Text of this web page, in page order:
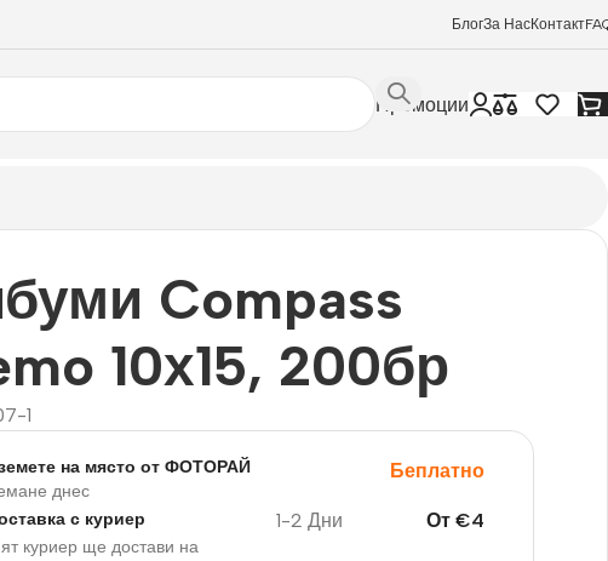
БлогЗа НасКонтакт
Промоции
Compass
10х15, 200бр
1
на място от ФОТОРАЙ
днес
Беплатно
с куриер
куриер ще достави на
1-2 Дни От €4